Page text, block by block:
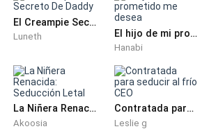
—Nadie la ha tocado, te lo juro. El
no era virgen. Te lo juro —Contesta
intentando librarse de la muerte.
—Pagaré únicamente la mitad de lo
—Pero… —En eso L.C se pone en pie,
autoridad —Sí, sí, claro que sí.
El Creampie Secreto De Daddy
Luneth El hijo de mi prometido me desea
Hanabi
La Niñera Renacida: Seducción Letal
Akoosia
Contratada para seducir al frío CEO
Leslie g